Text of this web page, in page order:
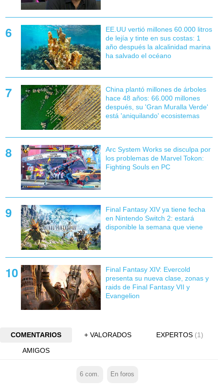
EE.UU vertió millones 60.000 litros
de lejía y tinte en sus costas: 1
año después la alcalinidad marina
ha salvado el océano
China plantó millones de árboles
hace 48 años: 66.000 millones
después, su 'Gran Muralla Verde'
está 'aniquilando' ecosistemas
Arc System Works se disculpa por
los problemas de Marvel Tokon:
Fighting Souls en PC
Final Fantasy XIV ya tiene fecha
en Nintendo Switch 2: estará
disponible la semana que viene
Final Fantasy XIV: Evercold
presenta su nueva clase, zonas y
raids de Final Fantasy VII y
Evangelion
COMENTARIOS + VALORADOS EXPERTOS (1)
AMIGOS
6 com. En foros